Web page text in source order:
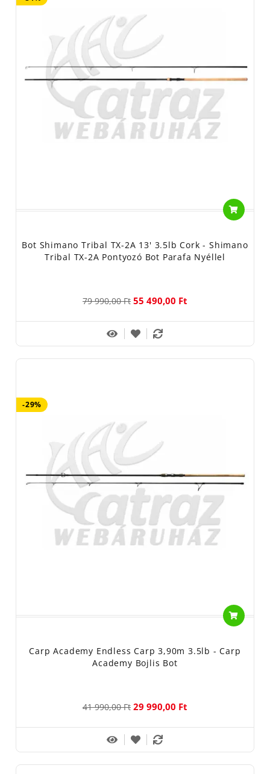
Bot Shimano Tribal TX-2A 13' 3.5lb Cork - Shimano
Tribal TX-2A Pontyozó Bot Parafa Nyéllel
79 990,00 Ft 55 490,00 Ft
-29%
Carp Academy Endless Carp 3,90m 3.5lb - Carp
Academy Bojlis Bot
41 990,00 Ft 29 990,00 Ft